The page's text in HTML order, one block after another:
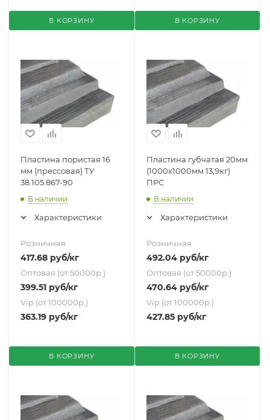
В КОРЗИНУ В КОРЗИНУ
Пластина пористая 16
мм (прессовая) ТУ
38.105.867-90
В наличии
Характеристики
Розничная
417.68 руб/кг
Оптовая (от 50000р.)
399.51 руб/кг
Vip (от 100000р.)
363.19 руб/кг
В КОРЗИНУ
Пластина губчатая 20мм
(1000х1000мм 13,9кг)
ПРС
В наличии
Характеристики
Розничная
492.04руб/кг
Оптовая (от 50000р.)
470.64руб/кг
Vip (от 100000р.)
427.85руб/кг
В КОРЗИНУ